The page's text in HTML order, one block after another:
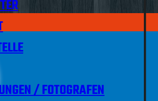
/ FOTOGRAFEN